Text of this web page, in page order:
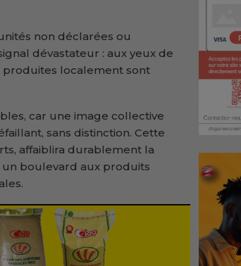
non déclarées ou
dévastateur : aux yeux de
produites localement sont
car une image collective
sans distinction. Cette
affaiblira durablement la
boulevard aux produits